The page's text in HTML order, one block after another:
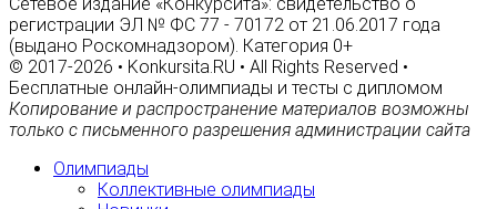
регистрации ЭЛ № ФС 77 - 70172 от 21.06.2017 года
(выдано Роскомнадзором). Категория 0+
© 2017-2026 • Konkursita.RU • All Rights Reserved •
Бесплатные онлайн-олимпиады и тесты с дипломом
Копирование и распространение материалов возможны
только с письменного разрешения администрации сайта
Олимпиады
Коллективные олимпиады